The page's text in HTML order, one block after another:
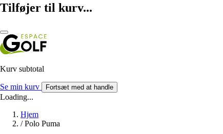
Tilføjer til kurv...
Kurv subtotal
Se min kurv Fortsæt med at handle
Loading...
Hjem
/ Polo Puma